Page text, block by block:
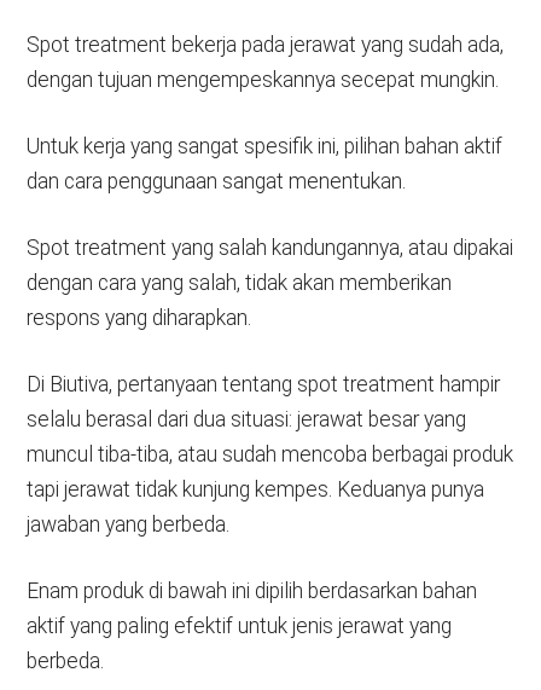
Spot treatment bekerja pada jerawat yang sudah ada,
dengan tujuan mengempeskannya secepat mungkin.
Untuk kerja yang sangat spesifik ini, pilihan bahan aktif
dan cara penggunaan sangat menentukan.
Spot treatment yang salah kandungannya, atau dipakai
dengan cara yang salah, tidak akan memberikan
respons yang diharapkan.
Di Biutiva, pertanyaan tentang spot treatment hampir
selalu berasal dari dua situasi: jerawat besar yang
muncul tiba-tiba, atau sudah mencoba berbagai produk
tapi jerawat tidak kunjung kempes. Keduanya punya
jawaban yang berbeda.
Enam produk di bawah ini dipilih berdasarkan bahan
aktif yang paling efektif untuk jenis jerawat yang
berbeda.